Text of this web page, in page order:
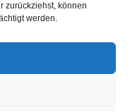
zurückziehst, können
werden.
16.00